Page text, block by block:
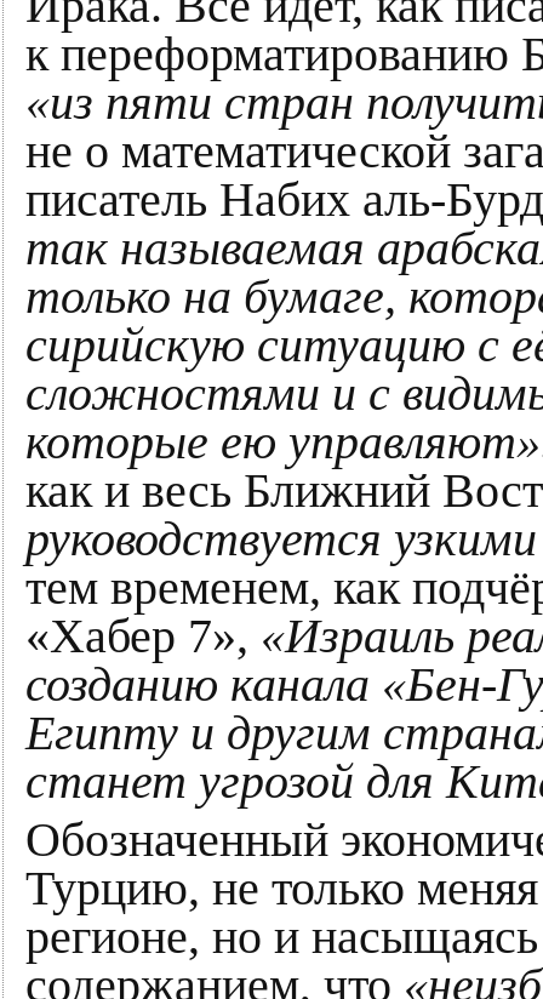
к переформатированию
«из пяти стран
не о математической
писатель Набих аль-
так называемая
только на бумаге,
сирийскую ситуацию с
сложностями и с
которые ею
как и весь Ближний
руководствуется
тем временем, как
«Хабер 7», «Израиль
созданию канала «Бен-
Египту и другим
станет угрозой для
Обозначенный
Турцию, не только
регионе, но и
содержанием, что